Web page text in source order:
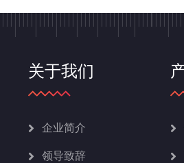
关于我们
企业简介
领导致辞